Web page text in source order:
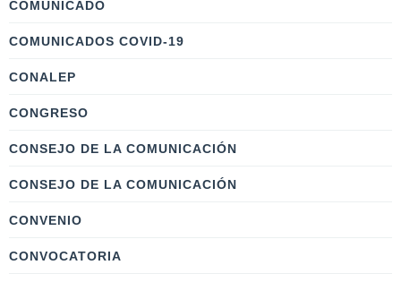
COMUNICADO
COMUNICADOS COVID-19
CONALEP
CONGRESO
CONSEJO DE LA COMUNICACIÓN
CONSEJO DE LA COMUNICACIÓN
CONVENIO
CONVOCATORIA